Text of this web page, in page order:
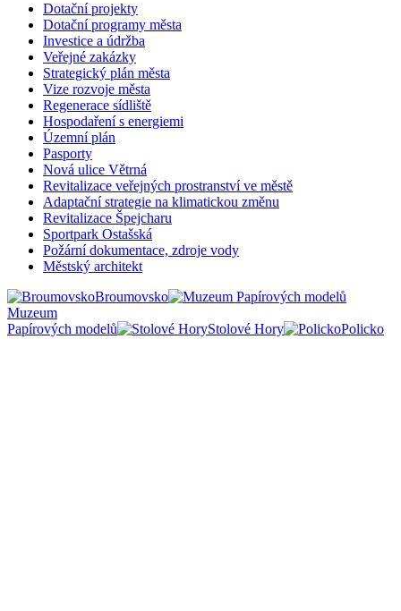
Dotační projekty
Dotační programy města
Investice a údržba
Veřejné zakázky
Strategický plán města
Vize rozvoje města
Regenerace sídliště
Hospodaření s energiemi
Územní plán
Pasporty
Nová ulice Větrná
Revitalizace veřejných prostranství ve městě
Adaptační strategie na klimatickou změnu
Revitalizace Špejcharu
Sportpark Ostašská
Požární dokumentace, zdroje vody
Městský architekt
Broumovsko
Muzeum
Papírových modelů
Stolové Hory Policko